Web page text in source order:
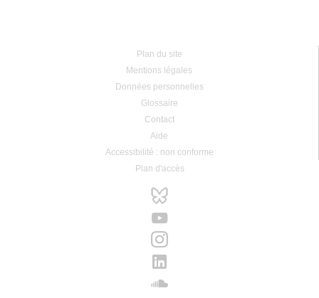
Plan du site
Mentions légales
Données personnelles
Glossaire
Contact
Aide
Accessibilité : non conforme
Plan d'accès